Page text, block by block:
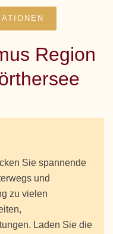
Region
Sie spannende
und
zu vielen
Laden Sie die